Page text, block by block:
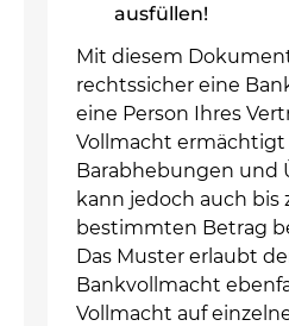
ausfüllen!
Mit diesem
rechtssicher eine
eine Person Ihres
Vollmacht ermächtigt
Barabhebungen und
kann jedoch auch bis
bestimmten Betrag
Das Muster erlaubt
Bankvollmacht
Vollmacht auf